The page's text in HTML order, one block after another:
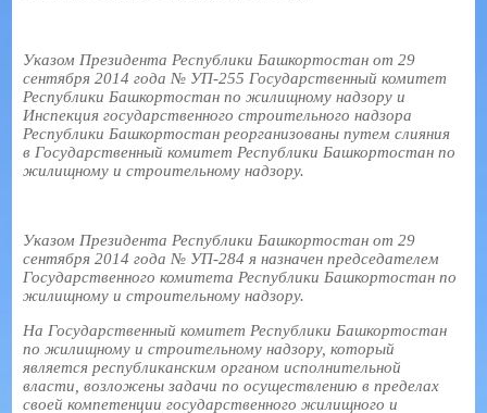
Указом Президента Республики Башкортостан от 29
сентября 2014 года № УП-255 Государственный комитет
Республики Башкортостан по жилищному надзору и
Инспекция государственного строительного надзора
Республики Башкортостан реорганизованы путем слияния
в Государственный комитет Республики Башкортостан по
жилищному и строительному надзору.
Указом Президента Республики Башкортостан от 29
сентября 2014 года № УП-284 я назначен председателем
Государственного комитета Республики Башкортостан по
жилищному и строительному надзору.
На Государственный комитет Республики Башкортостан
по жилищному и строительному надзору, который
является республиканским органом исполнительной
власти, возложены задачи по осуществлению в пределах
своей компетенции государственного жилищного и